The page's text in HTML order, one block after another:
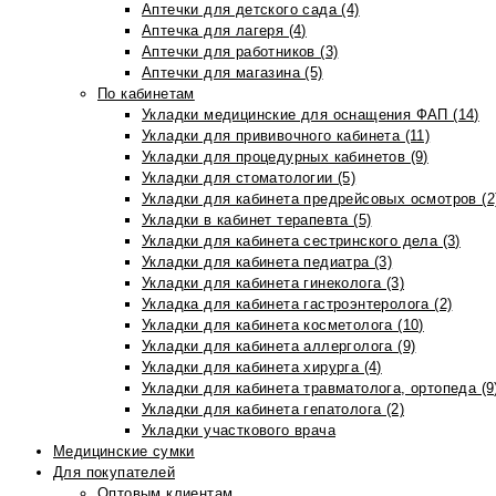
Аптечки для детского сада (4)
Аптечка для лагеря (4)
Аптечки для работников (3)
Аптечки для магазина (5)
По кабинетам
Укладки медицинские для оснащения ФАП (14)
Укладки для прививочного кабинета (11)
Укладки для процедурных кабинетов (9)
Укладки для стоматологии (5)
Укладки для кабинета предрейсовых осмотров
Укладки в кабинет терапевта (5)
Укладки для кабинета сестринского дела (3)
Укладки для кабинета педиатра (3)
Укладки для кабинета гинеколога (3)
Укладка для кабинета гастроэнтеролога (2)
Укладки для кабинета косметолога (10)
Укладки для кабинета аллерголога (9)
Укладки для кабинета хирурга (4)
Укладки для кабинета травматолога, ортопеда
Укладки для кабинета гепатолога (2)
Укладки участкового врача
Медицинские сумки
Для покупателей